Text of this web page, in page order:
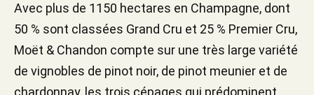
Avec plus de 1150 hectares en Champagne, dont
50 % sont classées Grand Cru et 25 % Premier Cru,
Moët & Chandon compte sur une très large variété
de vignobles de pinot noir, de pinot meunier et de
chardonnay, les trois cépages qui prédominent